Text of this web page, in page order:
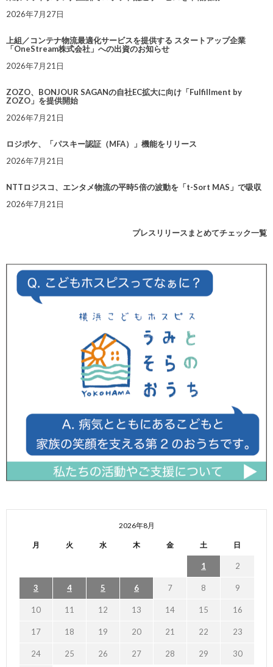
2026年7月27日
上組／コンテナ物流最適化サービスを提供する スタートアップ企業
「OneStream株式会社」への出資のお知らせ
2026年7月21日
ZOZO、BONJOUR SAGANの自社EC拡大に向け「Fulfillment by
ZOZO」を提供開始
2026年7月21日
ロジポケ、「パスキー認証（MFA）」機能をリリース
2026年7月21日
NTTロジスコ、エンタメ物流の平時5倍の波動を「t-Sort MAS」で吸収
2026年7月21日
プレスリリースまとめてチェック一覧
2026年8月
月 火 水 木 金 土 日
1 2
3 4 5 6 7 8 9
10 11 12 13 14 15 16
17 18 19 20 21 22 23
24 25 26 27 28 29 30